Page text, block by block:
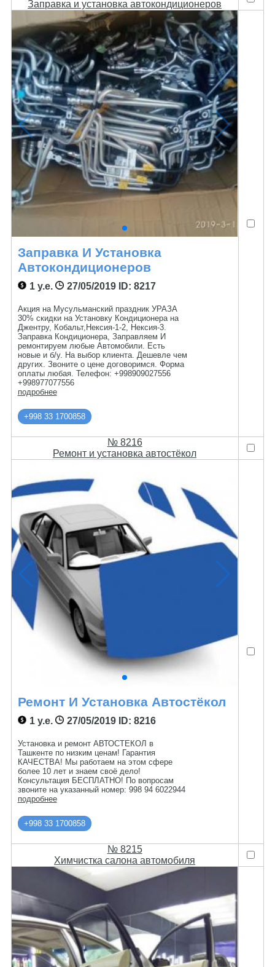
Заправка и установка автокондиционеров
Заправка И Установка
Автокондиционеров
1 у.е. 27/05/2019ID: 8217
Акция на Мусульманский праздник УРАЗА
30% скидки на Установку Кондиционера на
Джентру, Кобальт,Нексия-1-2, Нексия-3.
Заправка Кондиционера, Заправляем И
ремонтируем любые Автомобили. Есть
новые и б/у. На выбор клиента. Дешевле чем
других. Звоните о цене договоримся. Форма
оплаты любая. Телефон: +998909027556
+998977077556
подробнее
+998 33 1700858
№ 8216
Ремонт и установка автостёкол
Ремонт И Установка Автостёкол
1 у.е. 27/05/2019ID: 8216
Установка и ремонт АВТОСТЕКОЛ в
Ташкенте по низким ценам! Гарантия
КАЧЕСТВА! Мы работаем на этом сфере
более 10 лет и знаем своё дело!
Консультация БЕСПЛАТНО! По вопросам
звоните на указанный номер: 998 94 6022944
подробнее
+998 33 1700858
№ 8215
Химчистка салона автомобиля